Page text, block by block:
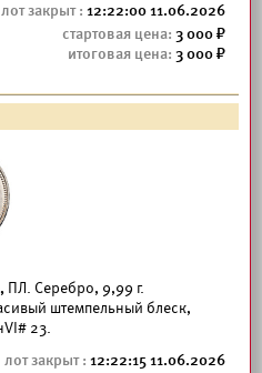
12:22:00 11.06.2026
3 000
3 000
ПЛ. Серебро, 9,99 г.
штемпельный блеск,
23.
12:22:15 11.06.2026